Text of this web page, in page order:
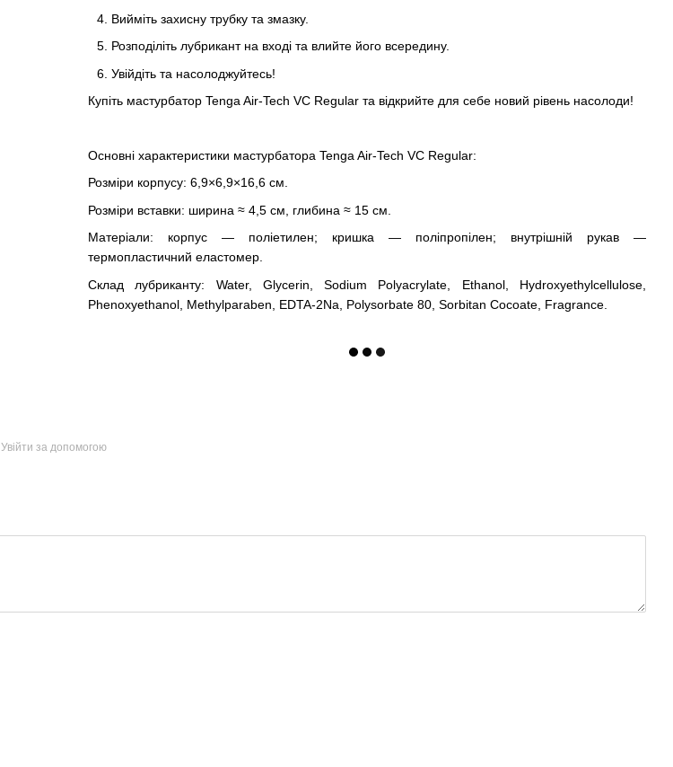
Вийміть захисну трубку та змазку.
Розподіліть лубрикант на вході та влийте його всередину.
Увійдіть та насолоджуйтесь!
Купіть мастурбатор Tenga Air-Tech VC Regular та відкрийте для себе новий рівень насолоди!
Основні характеристики мастурбатора Tenga Air-Tech VC Regular:
Розміри корпусу: 6,9×6,9×16,6 см.
Розміри вставки: ширина ≈ 4,5 см, глибина ≈ 15 см.
Матеріали: корпус — поліетилен; кришка — поліпропілен; внутрішній рукав —
термопластичний еластомер.
Склад лубриканту: Water, Glycerin, Sodium Polyacrylate, Ethanol, Hydroxyethylcellulose,
Phenoxyethanol, Methylparaben, EDTA-2Na, Polysorbate 80, Sorbitan Cocoate, Fragrance.
Увійти за допомогою